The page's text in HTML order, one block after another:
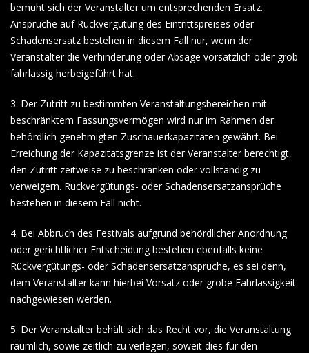
bemüht sich der Veranstalter um entsprechenden Ersatz.
Ansprüche auf Rückvergütung des Eintrittspreises oder
Schadensersatz bestehen in diesem Fall nur, wenn der
Veranstalter die Verhinderung oder Absage vorsätzlich oder grob
fahrlässig herbeigeführt hat.
3. Der Zutritt zu bestimmten Veranstaltungsbereichen mit
beschränktem Fassungsvermögen wird nur im Rahmen der
behördlich genehmigten Zuschauerkapazitäten gewährt. Bei
Erreichung der Kapazitätsgrenze ist der Veranstalter berechtigt,
den Zutritt zeitweise zu beschränken oder vollständig zu
verweigern. Rückvergütungs- oder Schadensersatzansprüche
bestehen in diesem Fall nicht.
4. Bei Abbruch des Festivals aufgrund behördlicher Anordnung
oder gerichtlicher Entscheidung bestehen ebenfalls keine
Rückvergütungs- oder Schadensersatzansprüche, es sei denn,
dem Veranstalter kann hierbei Vorsatz oder grobe Fahrlässigkeit
nachgewiesen werden.
5. Der Veranstalter behält sich das Recht vor, die Veranstaltung
räumlich, sowie zeitlich zu verlegen, soweit dies für den